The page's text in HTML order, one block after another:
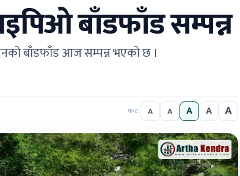
बाँडफाँड सम्पन्न
बाँडफाँड आज सम्पन्न भएको छ ।
फन्ट A A A A A